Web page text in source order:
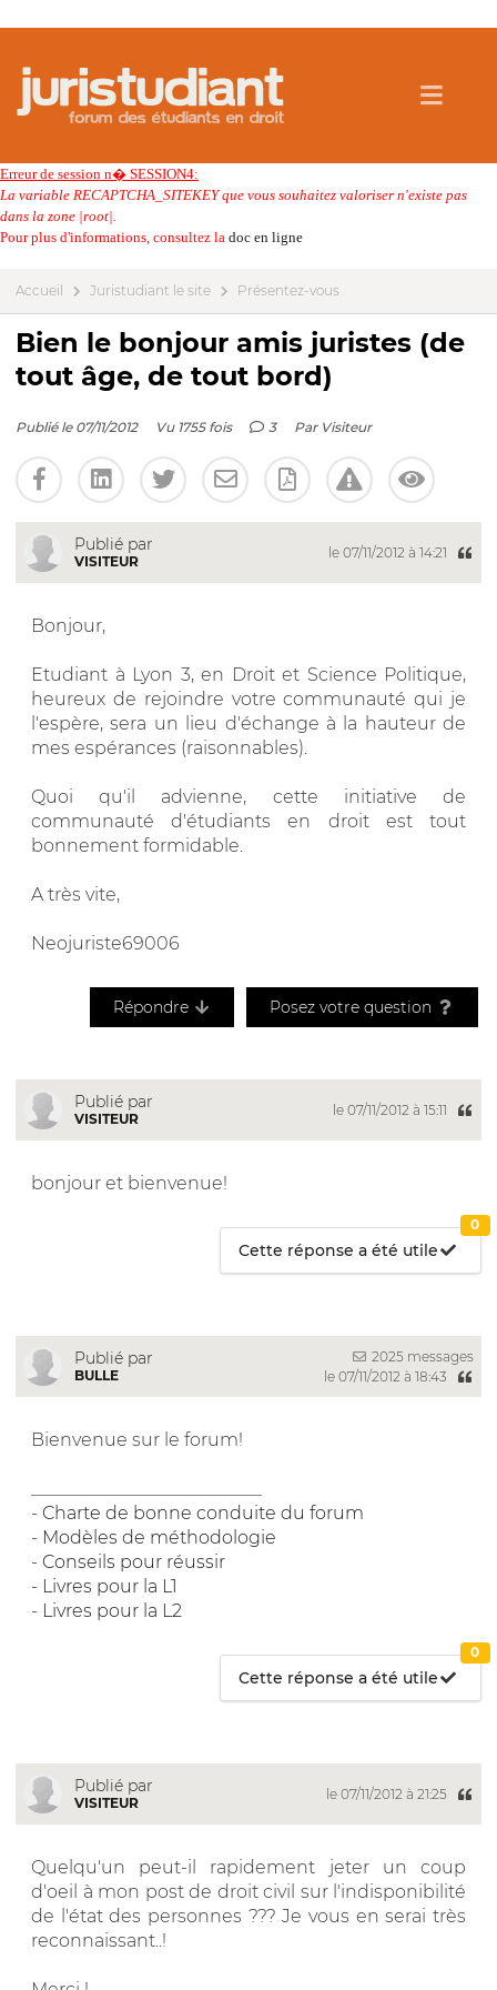
Erreur de session n� SESSION4:
La variable RECAPTCHA_SITEKEY que vous souhaitez valoriser n'existe pas
dans la zone |root|.
Pour plus d'informations, consultez la doc en ligne
Accueil Juristudiant le site Présentez-vous
Bien le bonjour amis juristes (de
tout âge, de tout bord)
Publié le 07/11/2012 Vu 1755 fois 3 Par Visiteur
Publié par
VISITEUR
le 07/11/2012 à 14:21
Bonjour,
Etudiant à Lyon 3, en Droit et Science Politique,
heureux de rejoindre votre communauté qui je
l'espère, sera un lieu d'échange à la hauteur de
mes espérances (raisonnables).
Quoi qu'il advienne, cette initiative de
communauté d'étudiants en droit est tout
bonnement formidable.
A très vite,
Neojuriste69006
Répondre Posez votre question
Publié par
VISITEUR
le 07/11/2012 à 15:11
bonjour et bienvenue!
Cette réponse a été utile
0
Publié par
BULLE
2025 messages
le 07/11/2012 à 18:43
Bienvenue sur le forum!
- Charte de bonne conduite du forum
- Modèles de méthodologie
- Conseils pour réussir
- Livres pour la L1
- Livres pour la L2
Cette réponse a été utile
0
Publié par
VISITEUR
le 07/11/2012 à 21:25
Quelqu'un peut-il rapidement jeter un coup
d'oeil à mon post de droit civil sur l'indisponibilité
de l'état des personnes ??? Je vous en serai très
reconnaissant..!